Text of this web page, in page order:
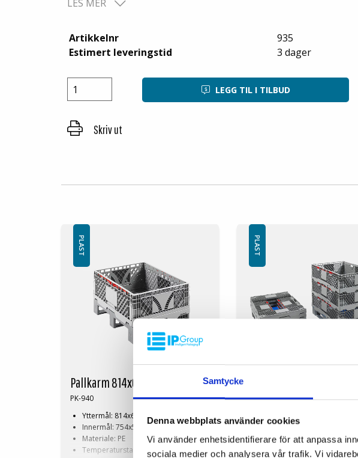
Samtycke
Denna webbplats använder cookies
Vi använder enhetsidentifierare för att anpassa
sociala medier och analysera vår trafik. Vi
LES MER
Artikkelnr
935
Estimert leveringstid
3 dager
LEGG TIL I TILBUD
Skriv ut
Pallkarm 814x618x290 mm
PK-940
Yttermål: 814x618x290 mm
Innermål: 754x561x290 mm
Materiale: PE
Temperaturstabilitet: -30 °C til +40 °C
PLAST
PK-946
Utvendig mål: 1220x815x300
Innvendige mål:
Material: PE
Temperaturstabilitet: -30 °C
PLAST